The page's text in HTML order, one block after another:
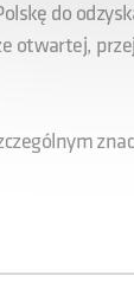
do
otwartej,